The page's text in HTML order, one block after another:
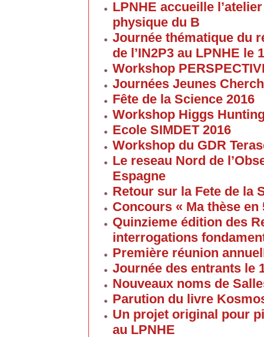
LPNHE accueille
physique du B
Journée thématique du
de l’IN2P3 au LPNHE le
Workshop
Journées Jeunes
Fête de la Science 2016
Workshop Higgs
Ecole SIMDET 2016
Workshop du GDR
Le reseau Nord de
Espagne
Retour sur la Fete de la
Concours « Ma thèse
Quinzieme édition des
interrogations
Première réunion
Journée des entrants le
Nouveaux noms de
Parution du livre
Un projet original pour
au LPNHE